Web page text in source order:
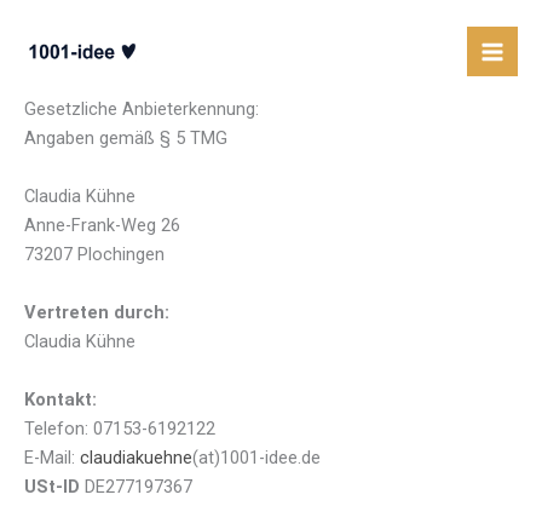
Inhalt
Gesetzliche Anbieterkennung:
Angaben gemäß § 5 TMG
Claudia Kühne
Anne-Frank-Weg 26
73207 Plochingen
Vertreten durch:
Claudia Kühne
Kontakt:
Telefon: 07153-6192122
E-Mail: claudiakuehne(at)1001-idee.de
USt-ID DE277197367